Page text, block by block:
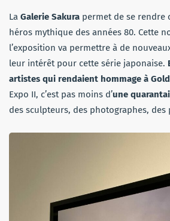
La Galerie Sakura permet de se rendre
héros mythique des années 80. Cette
l’exposition va permettre à de
leur intérêt pour cette série japonaise.
artistes qui rendaient hommage à
Expo II, c’est pas moins d’une
des sculpteurs, des photographes,